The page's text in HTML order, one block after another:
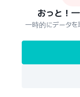
おっと！
一時的にデータ